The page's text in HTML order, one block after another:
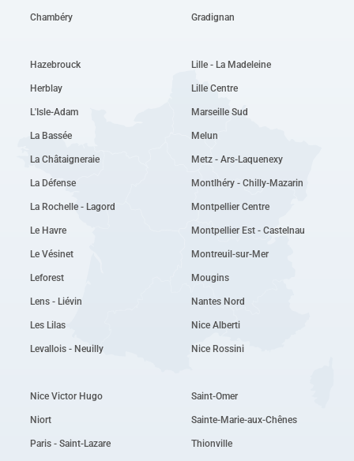
Chambéry Gradignan
Hazebrouck
Herblay
L'Isle-Adam
La Bassée
La Châtaigneraie
La Défense
La Rochelle - Lagord
Le Havre
Le Vésinet
Leforest
Lens - Liévin
Les Lilas
Levallois - Neuilly
Lille - La Madeleine
Lille Centre
Marseille Sud
Melun
Metz - Ars-Laquenexy
Montlhéry - Chilly-Mazarin
Montpellier Centre
Montpellier Est - Castelnau
Montreuil-sur-Mer
Mougins
Nantes Nord
Nice Alberti
Nice Rossini
Nice Victor Hugo
Niort
Paris - Saint-Lazare
Saint-Omer
Sainte-Marie-aux-Chênes
Thionville